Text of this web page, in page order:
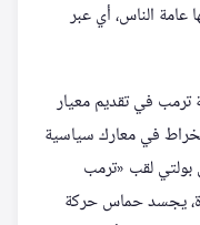
عامة الناس، أي عبر
ترمب في تقديم معيار
في معارك سياسية
بولتي لقب «ترمب
يجسد حماس حركة